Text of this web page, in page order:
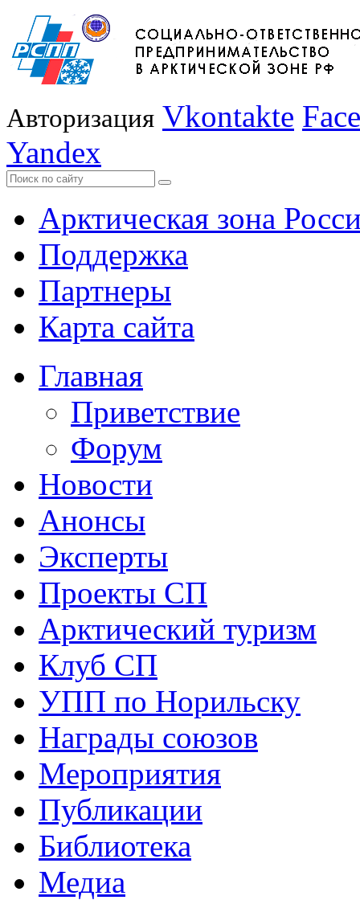
Авторизация Vkontakte
Yandex
Арктическая зона
Поддержка
Партнеры
Карта сайта
Главная
Приветствие
Форум
Новости
Анонсы
Эксперты
Проекты СП
Арктический туризм
Клуб СП
УПП по Норильску
Награды союзов
Мероприятия
Публикации
Библиотека
Медиа